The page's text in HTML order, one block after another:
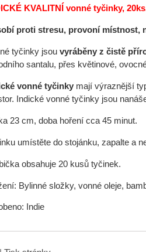
KVALITNÍ vonné tyčinky,
proti stresu, provoní místnost,
tyčinky jsouvyráběny z čistě
santalu, přes květinové,
vonné tyčinkymají výraznější
Indické vonné tyčinky jsou
23 cm, doba hoření cca 45 minut.
umístěte do stojánku, zapalte a
obsahuje 20 kusů tyčinek.
Bylinné složky, vonné oleje,
Indie